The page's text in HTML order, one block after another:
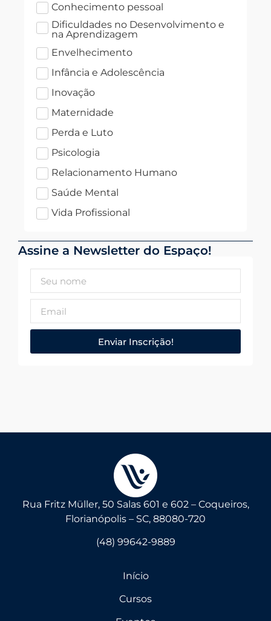
Conhecimento pessoal
Dificuldades no Desenvolvimento e
na Aprendizagem
Envelhecimento
Infância e Adolescência
Inovação
Maternidade
Perda e Luto
Psicologia
Relacionamento Humano
Saúde Mental
Vida Profissional
Assine a Newsletter do Espaço!
Enviar Inscrição!
Rua Fritz Müller, 50 Salas 601 e 602 – Coqueiros,
Florianópolis – SC, 88080-720
(48) 99642-9889
Início
Cursos